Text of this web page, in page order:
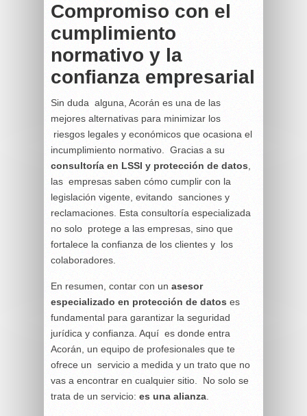
Compromiso con el
cumplimiento
normativo y la
confianza empresarial
Sin duda alguna, Acorán es una de las
mejores alternativas para minimizar los
riesgos legales y económicos que ocasiona el
incumplimiento normativo. Gracias a su
consultoría en LSSI y protección de datos,
las empresas saben cómo cumplir con la
legislación vigente, evitando sanciones y
reclamaciones. Esta consultoría especializada
no solo protege a las empresas, sino que
fortalece la confianza de los clientes y los
colaboradores.
En resumen, contar con un asesor
especializado en protección de datos es
fundamental para garantizar la seguridad
jurídica y confianza. Aquí es donde entra
Acorán, un equipo de profesionales que te
ofrece un servicio a medida y un trato que no
vas a encontrar en cualquier sitio. No solo se
trata de un servicio: es una alianza.